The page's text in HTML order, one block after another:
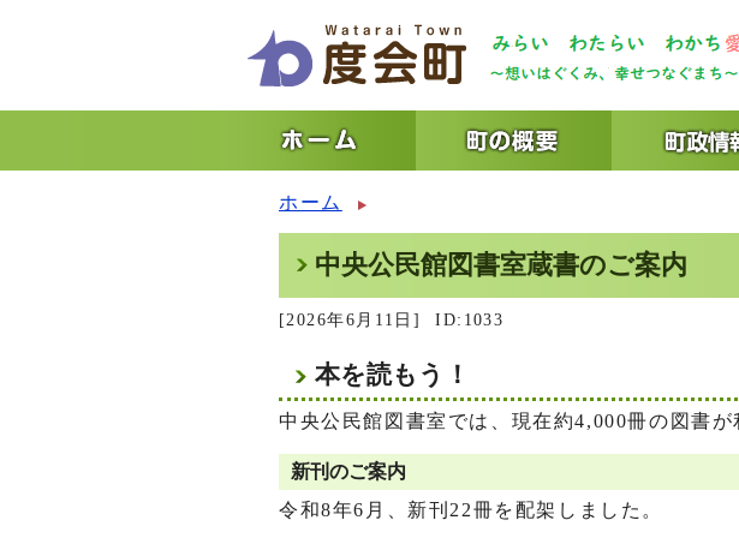
ホーム
中央公民館図書室蔵書のご案内
[2026年6月11日] ID:1033
本を読もう！
中央公民館図書室では、現在約4,000冊の図書が
新刊のご案内
令和8年6月、新刊22冊を配架しました。